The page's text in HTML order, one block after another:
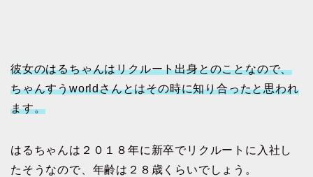
彼女のはるちゃんはリクルート出身とのことなので、
ちゃんすうworldさんとはその時に知り合ったと思われ
ます。
はるちゃんは２０１８年に新卒でリクルートに入社し
たそうなので、年齢は２８歳くらいでしょう。